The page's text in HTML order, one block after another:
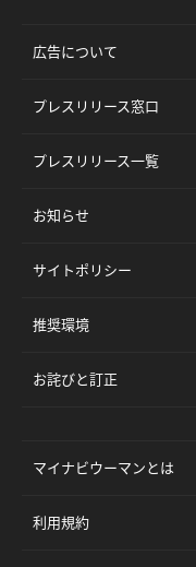
広告について
プレスリリース窓口
プレスリリース一覧
お知らせ
サイトポリシー
推奨環境
お詫びと訂正
マイナビウーマンとは
利用規約